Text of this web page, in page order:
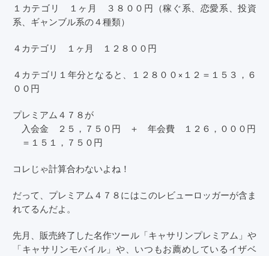
１カテゴリ １ヶ月 ３８００円（稼ぐ系、恋愛系、投資
系、ギャンブル系の４種類）
４カテゴリ １ヶ月 １２８００円
４カテゴリ１年分となると、１２８００×１２＝１５３，６
００円
プレミアム４７８が
入会金 ２５，７５０円 ＋ 年会費 １２６，０００円
＝１５１，７５０円
コレじゃ計算合わないよね！
だって、プレミアム４７８にはこのレビューロッガーが含ま
れてるんだよ。
先月、販売終了した名作ツール「キャサリンプレミアム」や
「キャサリンモバイル」や、いつもお薦めしているイザベ